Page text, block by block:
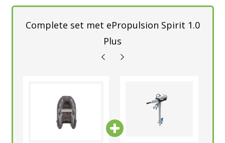
Complete set met ePropulsion Spirit 1.0
Plus